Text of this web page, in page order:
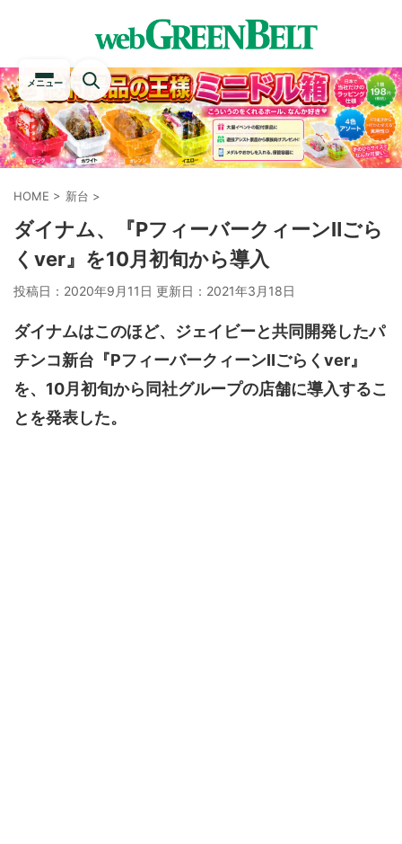
メニュー
HOME > 新台 >
ダイナム、『PフィーバークィーンⅡごら
くver』を10月初旬から導入
投稿日：2020年9月11日 更新日： 2021年3月18日
ダイナムはこのほど、ジェイビーと共同開発したパ
チンコ新台『PフィーバークィーンⅡごらくver』
を、10月初旬から同社グループの店舗に導入するこ
とを発表した。